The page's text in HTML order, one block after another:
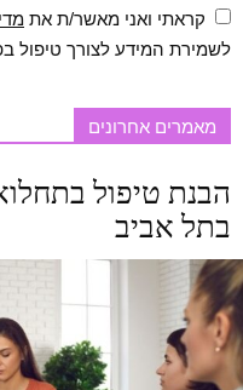
קראתי ואני מאשר/ת את
לשמירת המידע לצורך טיפול
מאמרים אחרונים
הבנת טיפול
בתל אביב